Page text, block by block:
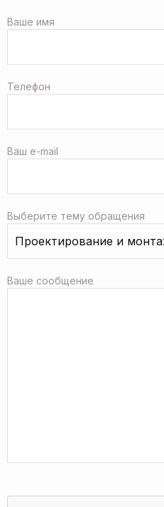
Ваше имя
Телефон
Ваш e-mail
Выберите тему обращения
Ваше сообщение